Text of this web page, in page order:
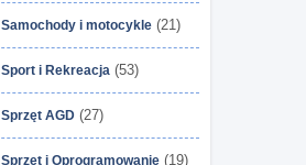
Samochody i motocykle (21)
Sport i Rekreacja (53)
Sprzęt AGD (27)
Sprzęt i Oprogramowanie (19)